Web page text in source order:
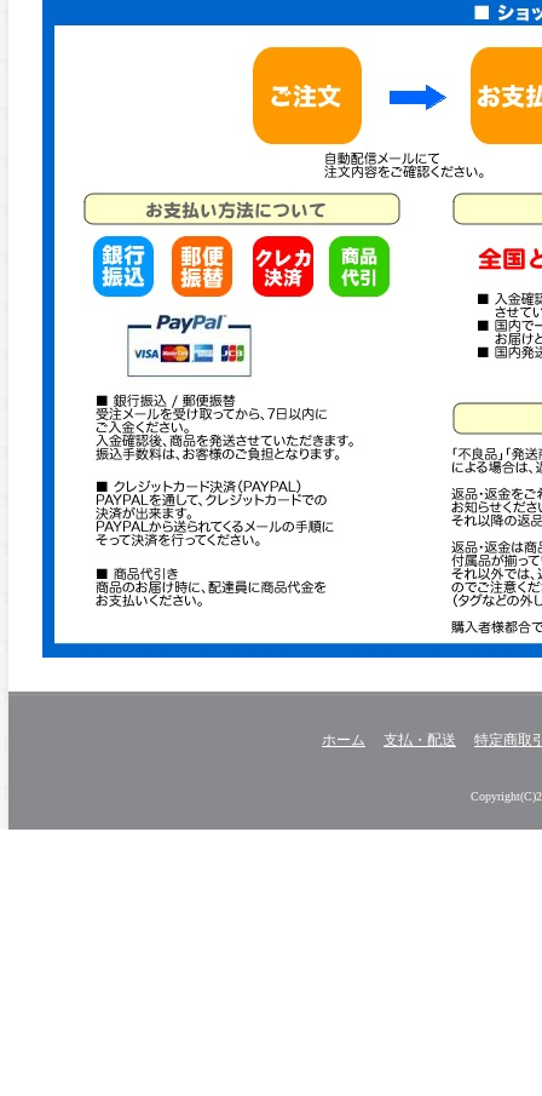
ホーム 支払・配送 特定商取